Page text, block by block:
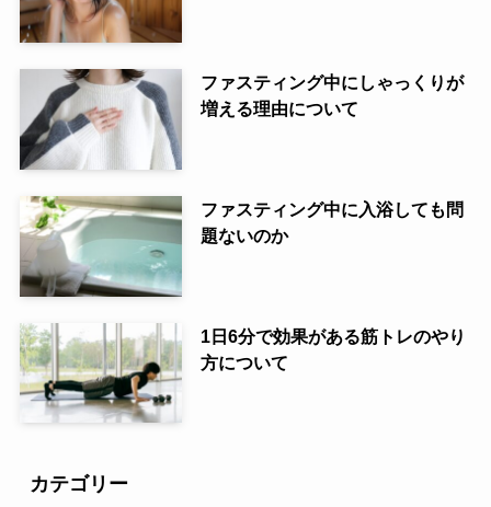
ファスティング中にしゃっくりが
増える理由について
ファスティング中に入浴しても問
題ないのか
1日6分で効果がある筋トレのやり
方について
カテゴリー